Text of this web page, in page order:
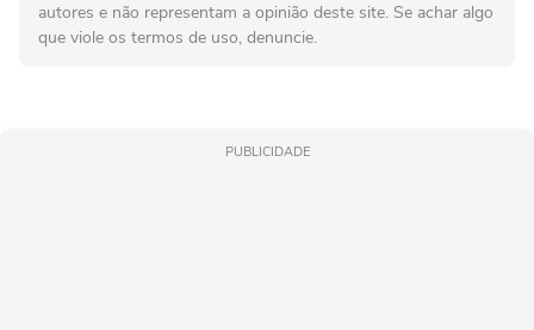
autores e não representam a opinião deste site. Se achar algo
que viole os termos de uso, denuncie.
PUBLICIDADE